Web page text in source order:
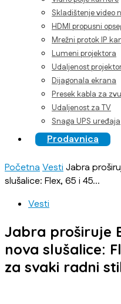
Skladištenje video
HDMI propusni
Mrežni protok IP
Lumeni projektora
Udaljenost
Dijagonala ekrana
Presek kabla za
Udaljenost za TV
Snaga UPS uređaja
Prodavnica
PočetnaVestiJabra
slušalice: Flex, 65 i 45...
Vesti
Jabra proširuje
nova slušalice:
za svaki radni